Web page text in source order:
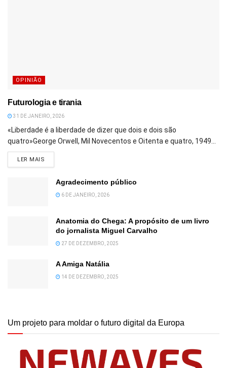
OPINIÃO
Futurologia e tirania
31 DE JANEIRO, 2026
«Liberdade é a liberdade de dizer que dois e dois são
quatro»George Orwell, Mil Novecentos e Oitenta e quatro, 1949...
LER MAIS
Agradecimento público
6 DE JANEIRO, 2026
Anatomia do Chega: A propósito de um livro
do jornalista Miguel Carvalho
27 DE DEZEMBRO, 2025
A Amiga Natália
14 DE DEZEMBRO, 2025
Um projeto para moldar o futuro digital da Europa